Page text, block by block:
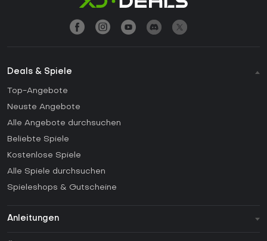
Deals & Spiele
Top-Angebote
Neuste Angebote
Alle Angebote durchsuchen
Beliebte Spiele
Kostenlose Spiele
Alle Spiele durchsuchen
Spieleshops & Gutscheine
Anleitungen